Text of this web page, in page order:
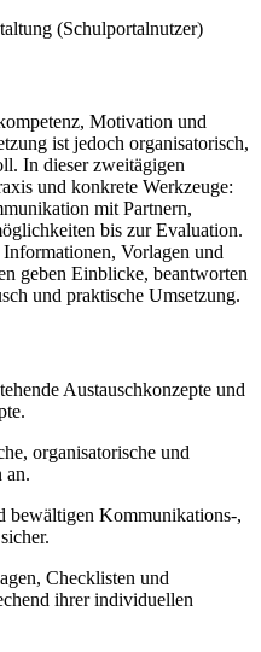
(Schulportalnutzer)
Motivation und
ist jedoch organisatorisch,
In dieser zweitägigen
und konkrete Werkzeuge:
mit Partnern,
bis zur Evaluation.
Vorlagen und
geben Einblicke, beantworten
und praktische Umsetzung.
Austauschkonzepte und
organisatorische und
an.
bewältigen Kommunikations-,
Checklisten und
ihrer individuellen